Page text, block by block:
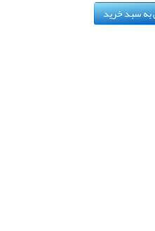
به سبد خرید